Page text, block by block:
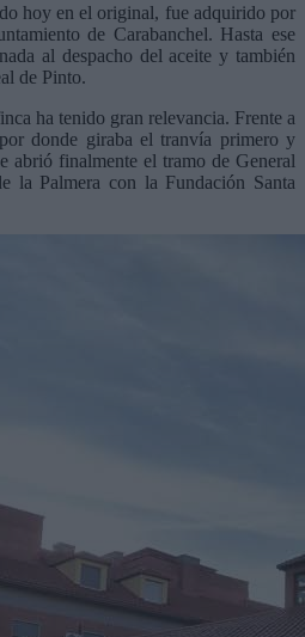
hoy en el original, fue adquirido por
de Carabanchel. Hasta ese
al despacho del aceite y también
de Pinto.
ha tenido gran relevancia. Frente a
donde giraba el tranvía primero y
abrió finalmente el tramo de General
la Palmera con la Fundación Santa